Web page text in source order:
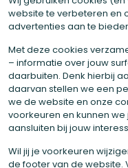
website te verbeteren en
advertenties aan te
Met deze cookies
– informatie over jouw
daarbuiten. Denk hierbij
daarvan stellen we een
we de website en onze
voorkeuren en kunnen
aansluiten bij jouw
Wil jij je voorkeuren
de footer van de website.
gezondheid?
Dragon kan de
lichaam bij het
De aanwezige
vrije radicalen en
immuunsysteem.
levert aan balans en